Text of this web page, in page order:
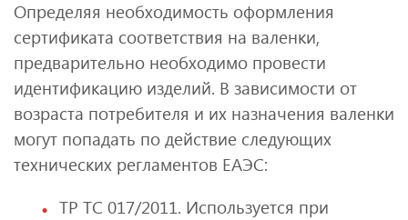
Определяя необходимость оформления
сертификата соответствия на валенки,
предварительно необходимо провести
идентификацию изделий. В зависимости от
возраста потребителя и их назначения валенки
могут попадать по действие следующих
технических регламентов ЕАЭС:
ТР ТС 017/2011. Используется при